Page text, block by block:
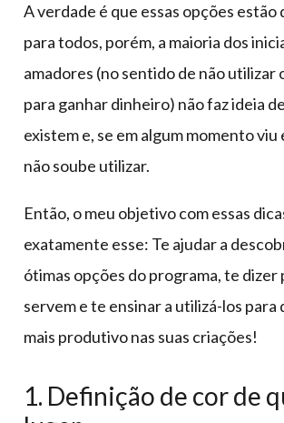
A verdade é que essas opções estão
para todos, porém, a maioria dos
amadores (no sentido de não utilizar
para ganhar dinheiro) não faz ideia
existem e, se em algum momento viu
não soube utilizar.
Então, o meu objetivo com essas
exatamente esse: Te ajudar a
ótimas opções do programa, te dizer
servem e te ensinar a utilizá-los para
mais produtivo nas suas criações!
1. Definição de cor de